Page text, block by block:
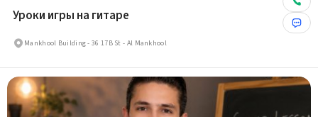
Уроки игры на гитаре
Mankhool Building - 36 17B St - Al Mankhool